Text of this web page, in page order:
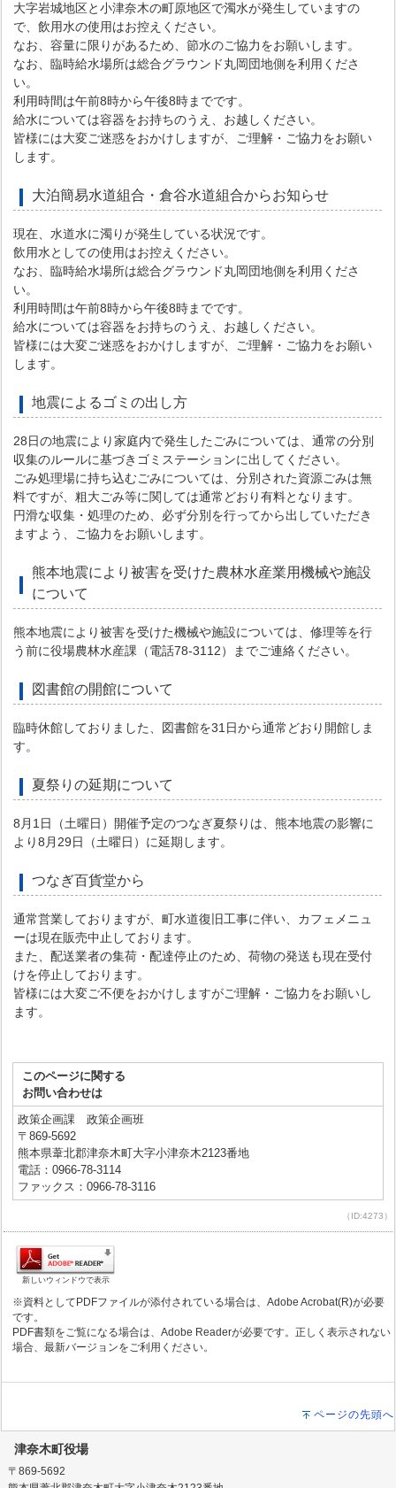
大字岩城地区と小津奈木の町原地区で濁水が発生していますの
で、飲用水の使用はお控えください。
なお、容量に限りがあるため、節水のご協力をお願いします。
なお、臨時給水場所は総合グラウンド丸岡団地側を利用くださ
い。
利用時間は午前8時から午後8時までです。
給水については容器をお持ちのうえ、お越しください。
皆様には大変ご迷惑をおかけしますが、ご理解・ご協力をお願い
します。
大泊簡易水道組合・倉谷水道組合からお知らせ
現在、水道水に濁りが発生している状況です。
飲用水としての使用はお控えください。
なお、臨時給水場所は総合グラウンド丸岡団地側を利用くださ
い。
利用時間は午前8時から午後8時までです。
給水については容器をお持ちのうえ、お越しください。
皆様には大変ご迷惑をおかけしますが、ご理解・ご協力をお願い
します。
地震によるゴミの出し方
28日の地震により家庭内で発生したごみについては、通常の分別
収集のルールに基づきゴミステーションに出してください。
ごみ処理場に持ち込むごみについては、分別された資源ごみは無
料ですが、粗大ごみ等に関しては通常どおり有料となります。
円滑な収集・処理のため、必ず分別を行ってから出していただき
ますよう、ご協力をお願いします。
熊本地震により被害を受けた農林水産業用機械や施設
について
熊本地震により被害を受けた機械や施設については、修理等を行
う前に役場農林水産課（電話78-3112）までご連絡ください。
図書館の開館について
臨時休館しておりました、図書館を31日から通常どおり開館しま
す。
夏祭りの延期について
8月1日（土曜日）開催予定のつなぎ夏祭りは、熊本地震の影響に
より8月29日（土曜日）に延期します。
つなぎ百貨堂から
通常営業しておりますが、町水道復旧工事に伴い、カフェメニュ
ーは現在販売中止しております。
また、配送業者の集荷・配達停止のため、荷物の発送も現在受付
けを停止しております。
皆様には大変ご不便をおかけしますがご理解・ご協力をお願いし
ます。
このページに関する
お問い合わせは
政策企画課 政策企画班
〒869-5692
熊本県葦北郡津奈木町大字小津奈木2123番地
電話：0966-78-3114
ファックス：0966-78-3116
（ID:4273）
新しいウィンドウで表示
※資料としてPDFファイルが添付されている場合は、Adobe Acrobat(R)が必要
です。
PDF書類をご覧になる場合は、Adobe Readerが必要です。正しく表示されない
場合、最新バージョンをご利用ください。
ページの先頭へ
津奈木町役場
〒869-5692